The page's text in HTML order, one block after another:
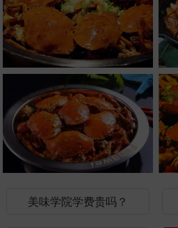
美味学院学费贵吗？